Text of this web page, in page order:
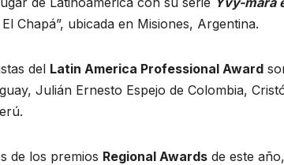
Chapá”, ubicada en Misiones, Argentina.
del Latin America Professional Award
Julián Ernesto Espejo de Colombia,
de los premios Regional Awards de este